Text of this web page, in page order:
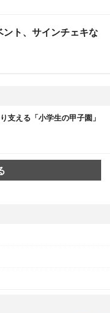
ト、サインチェキな
支える「小学生の甲子園」